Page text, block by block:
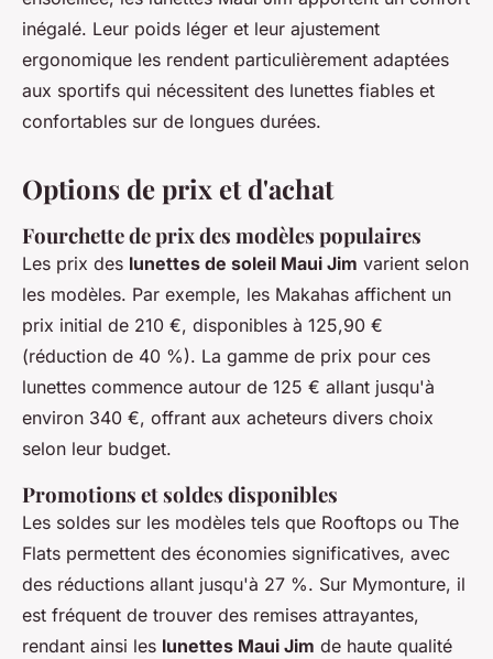
inégalé. Leur poids léger et leur ajustement
ergonomique les rendent particulièrement adaptées
aux sportifs qui nécessitent des lunettes fiables et
confortables sur de longues durées.
Options de prix et d'achat
Fourchette de prix des modèles populaires
Les prix des lunettes de soleil Maui Jim varient selon
les modèles. Par exemple, les Makahas affichent un
prix initial de 210 €, disponibles à 125,90 €
(réduction de 40 %). La gamme de prix pour ces
lunettes commence autour de 125 € allant jusqu'à
environ 340 €, offrant aux acheteurs divers choix
selon leur budget.
Promotions et soldes disponibles
Les soldes sur les modèles tels que Rooftops ou The
Flats permettent des économies significatives, avec
des réductions allant jusqu'à 27 %. Sur Mymonture, il
est fréquent de trouver des remises attrayantes,
rendant ainsi les lunettes Maui Jim de haute qualité